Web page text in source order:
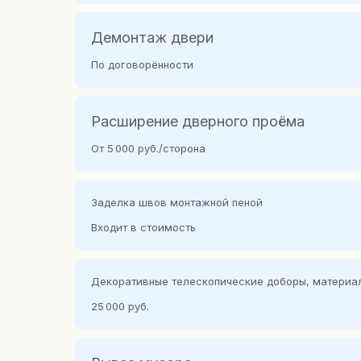
Демонтаж двери
По договорённости
Расширение дверного проёма
От 5 000 руб./сторона
Заделка швов монтажной пеной
Входит в стоимость
Декоративные телескопичес кие доборы,
25 000 руб.
Образцы покрытий